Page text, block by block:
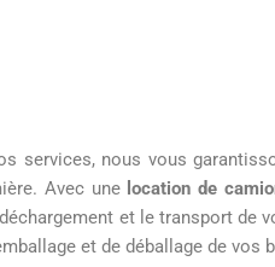
services, nous vous
Avec une location de
et le transport de
et de déballage de vos